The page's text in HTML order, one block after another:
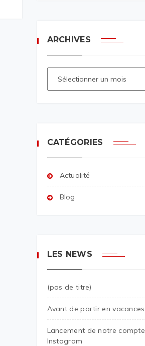
ARCHIVES
CATÉGORIES
Actualité
Blog
LES NEWS
(pas de titre)
Avant de partir en vacances
Lancement de notre compte
Instagram